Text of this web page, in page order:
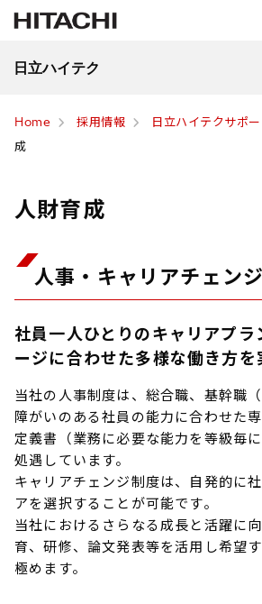
日立ハイテク
Home 採用情報 日立ハイテクサポ
成
人財育成
人事・キャリアチェン
社員一人ひとりのキャリアプラ
ージに合わせた多様な働き方を
当社の人事制度は、総合職、基幹職
障がいのある社員の能力に合わせた
定義書（業務に必要な能力を等級毎
処遇しています。
キャリアチェンジ制度は、自発的に
アを選択することが可能です。
当社におけるさらなる成長と活躍に
育、研修、論文発表等を活用し希望
極めます。